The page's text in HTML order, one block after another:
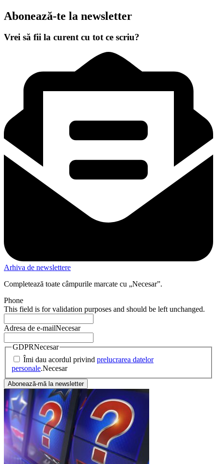
Abonează-te la newsletter
Vrei să fii la curent cu tot ce scriu?
Arhiva de newslettere
Completează toate câmpurile marcate cu „Necesar”.
Phone
This field is for validation purposes and should be left unchanged.
Adresa de e-mailNecesar
GDPRNecesar
Îmi dau acordul privind prelucrarea datelor
personale.Necesar